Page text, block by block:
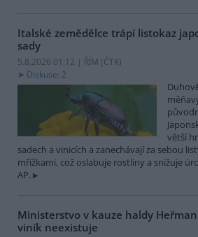
Italské zemědělce trápí listokaz
sady
5.8.2026 01:12 | ŘÍM (ČTK)
Diskuse: 2
větší
sadech a vinicích a zanechávají za sebou
mřížkami, což oslabuje rostliny a snižuje
AP.
Ministerstvo v kauze haldy
viník neexistuje